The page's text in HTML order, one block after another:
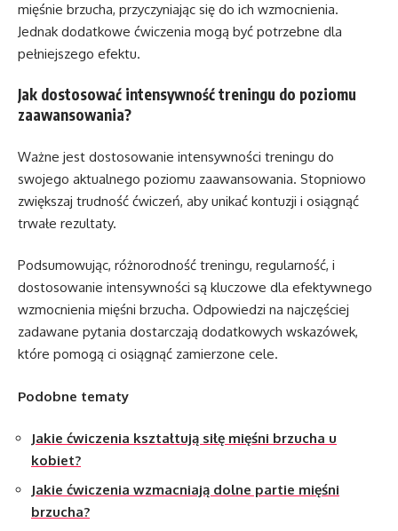
mięśnie brzucha, przyczyniając się do ich wzmocnienia.
Jednak dodatkowe ćwiczenia mogą być potrzebne dla
pełniejszego efektu.
Jak dostosować intensywność treningu do poziomu
zaawansowania?
Ważne jest dostosowanie intensywności treningu do
swojego aktualnego poziomu zaawansowania. Stopniowo
zwiększaj trudność ćwiczeń, aby unikać kontuzji i osiągnąć
trwałe rezultaty.
Podsumowując, różnorodność treningu, regularność, i
dostosowanie intensywności są kluczowe dla efektywnego
wzmocnienia mięśni brzucha. Odpowiedzi na najczęściej
zadawane pytania dostarczają dodatkowych wskazówek,
które pomogą ci osiągnąć zamierzone cele.
Podobne tematy
Jakie ćwiczenia kształtują siłę mięśni brzucha u
kobiet?
Jakie ćwiczenia wzmacniają dolne partie mięśni
brzucha?